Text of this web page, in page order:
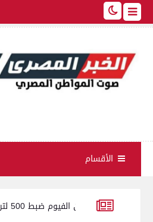
الأقسام
تموين الفيوم ضبط 500 لتر لبن فاسد وغير صالح للاستهلاك الآدمى قبل طرحه بالأسواق